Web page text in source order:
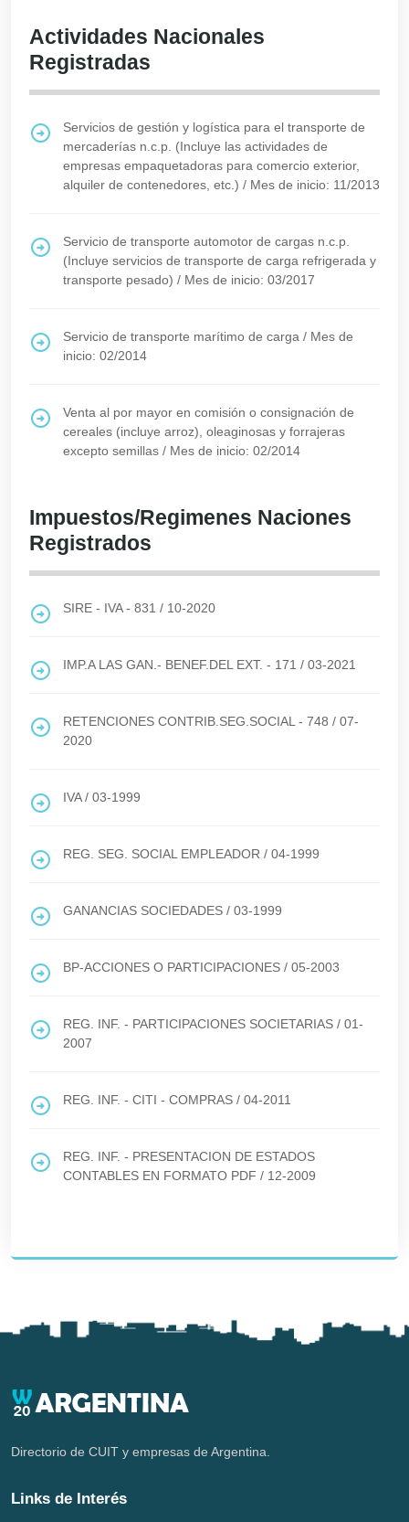
Actividades Nacionales
Registradas
Servicios de gestión y logística para el transporte de
mercaderías n.c.p. (Incluye las actividades de
empresas empaquetadoras para comercio exterior,
alquiler de contenedores, etc.) / Mes de inicio: 11/2013
Servicio de transporte automotor de cargas n.c.p.
(Incluye servicios de transporte de carga refrigerada y
transporte pesado) / Mes de inicio: 03/2017
Servicio de transporte marítimo de carga / Mes de
inicio: 02/2014
Venta al por mayor en comisión o consignación de
cereales (incluye arroz), oleaginosas y forrajeras
excepto semillas / Mes de inicio: 02/2014
Impuestos/Regimenes Naciones
Registrados
SIRE - IVA - 831 / 10-2020
IMP.A LAS GAN.- BENEF.DEL EXT. - 171 / 03-2021
RETENCIONES CONTRIB.SEG.SOCIAL - 748 / 07-
2020
IVA/ 03-1999
REG. SEG. SOCIAL EMPLEADOR / 04-1999
GANANCIAS SOCIEDADES / 03-1999
BP-ACCIONES O PARTICIPACIONES / 05-2003
REG. INF. - PARTICIPACIONES SOCIETARIAS / 01-
2007
REG. INF. - CITI - COMPRAS / 04-2011
REG. INF. - PRESENTACION DE ESTADOS
CONTABLES EN FORMATO PDF / 12-2009
Directorio de CUIT y empresas de Argentina.
Links de Interés